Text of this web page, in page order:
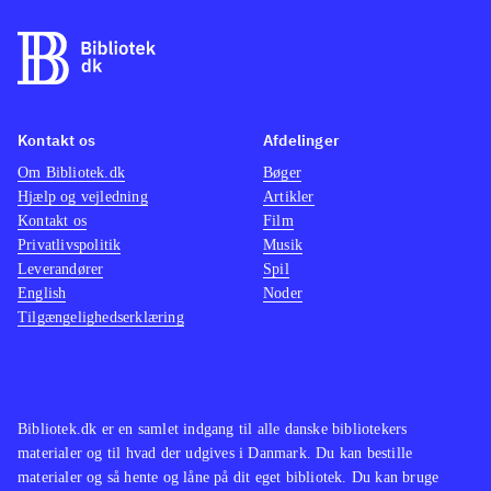
simple tastetryk og da meget af
spillet foregår i bygninger er brugen
faste steder og mere fri brug giver
store problemer. Spillet består
primært af kampene og indsamling af
forskellige bonusser. Grafikken i
mellemsekvenserne er flot og
atmosfærisk, men kedelig i resten af
spillet. God lydside. Styringen er lidt
hvad der er frem og tilbage.
Af andre titler med Spiderman kan
Bibliotek.dk er en samlet indgang til alle danske bibliotekers
materialer og til hvad der udgives i Danmark. Du kan bestille
materialer og så hente og låne på dit eget bibliotek. Du kan bruge
Kontakt os
Om Bibliotek.dk
Hjælp og vejledning
Kontakt os
Privatlivspolitik
Leverandører
English
Tilgængelighedserklæring
Afdelinger
Bøger
Artikler
Film
Musik
Spil
Noder